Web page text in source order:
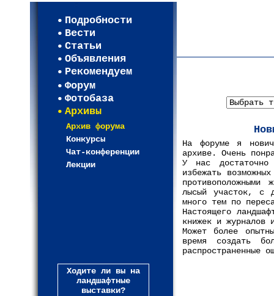
Подробности
Вести
Статьи
Объявления
Рекомендуем
Форум
Фотобаза
Архивы
Архив форума
Конкурсы
Чат-конференции
Лекции
Ходите ли вы на
ландшафтные
выставки?
На форуме я
архиве. Очень
У нас
избежать
лысый участок, с
много тем по
Настоящего
книжек и журналов
Может более
время создать
распространенные